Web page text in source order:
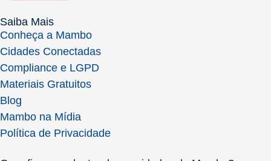
Saiba Mais
Conheça a Mambo
Cidades Conectadas
Compliance e LGPD
Materiais Gratuitos
Blog
Mambo na Mídia
Política de Privacidade